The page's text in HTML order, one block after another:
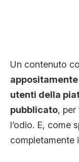
Un contenuto
utenti della
pubblicato, per
l’odio. E, come
completamente